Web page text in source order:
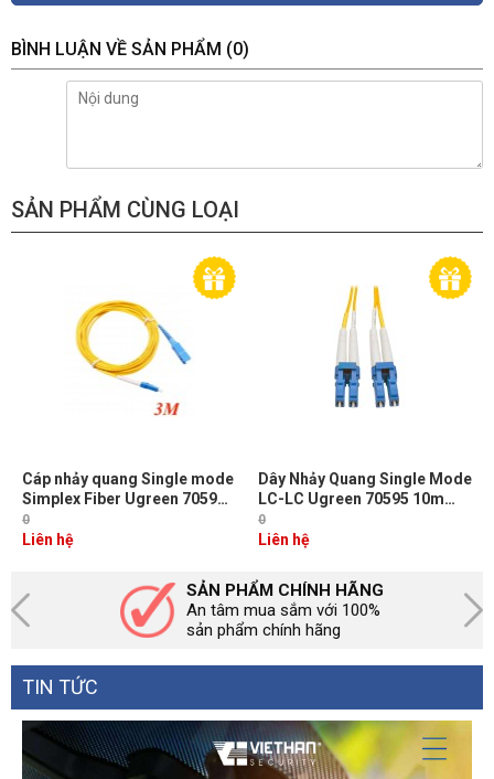
BÌNH LUẬN VỀ SẢN PHẨM (0)
SẢN PHẨM CÙNG LOẠI
Cáp nhảy quang Single mode
Simplex Fiber Ugreen 70596
Dài 3M đầu LC-SC Màu Vàng
NW217
0
Liên hệ
Dây Nhảy Quang Single Mode
LC-LC Ugreen 70595 10m
Chuẩn UPC, Bước Sóng
1310/1550nm
0
Liên hệ
SẢN PHẨM CHÍNH HÃNG
An tâm mua sắm với 100%
sản phẩm chính hãng
TIN TỨC